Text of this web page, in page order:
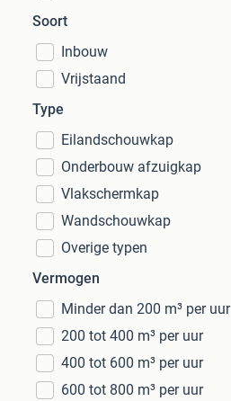
Soort
Inbouw
Vrijstaand
Type
Eilandschouwkap
Onderbouw afzuigkap
Vlakschermkap
Wandschouwkap
Overige typen
Vermogen
Minder dan 200 m³ per uur
200 tot 400 m³ per uur
400 tot 600 m³ per uur
600 tot 800 m³ per uur